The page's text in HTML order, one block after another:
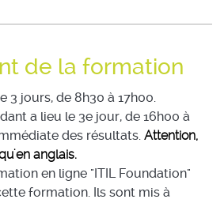
de la formation
3 jours, de 8h30 à 17h00.
a lieu le 3e jour, de 16h00 à
des résultats. Attention,
anglais.
en ligne "ITIL Foundation"
formation. Ils sont mis à